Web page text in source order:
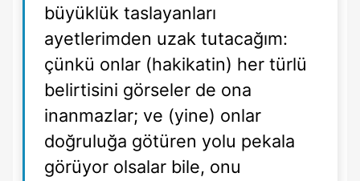
büyüklük taslayanları
ayetlerimden uzak tutacağım:
çünkü onlar (hakikatin) her türlü
belirtisini görseler de ona
inanmazlar; ve (yine) onlar
doğruluğa götüren yolu pekala
görüyor olsalar bile, onu